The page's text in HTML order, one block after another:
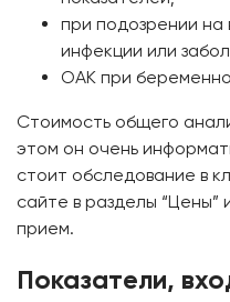
при подозрении на
инфекции или
ОАК при
Стоимость общего
этом он очень
стоит обследование в
сайте в разделы “Цены”
прием.
Показатели,